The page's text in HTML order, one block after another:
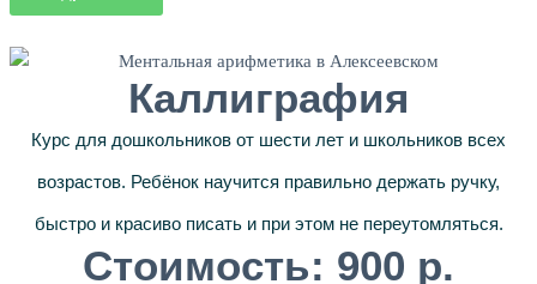
Каллиграфия
Курс для дошкольников от шести лет и школьников всех
возрастов. Ребёнок научится правильно держать ручку,
быстро и красиво писать и при этом не переутомляться.
Стоимость: 900 р.